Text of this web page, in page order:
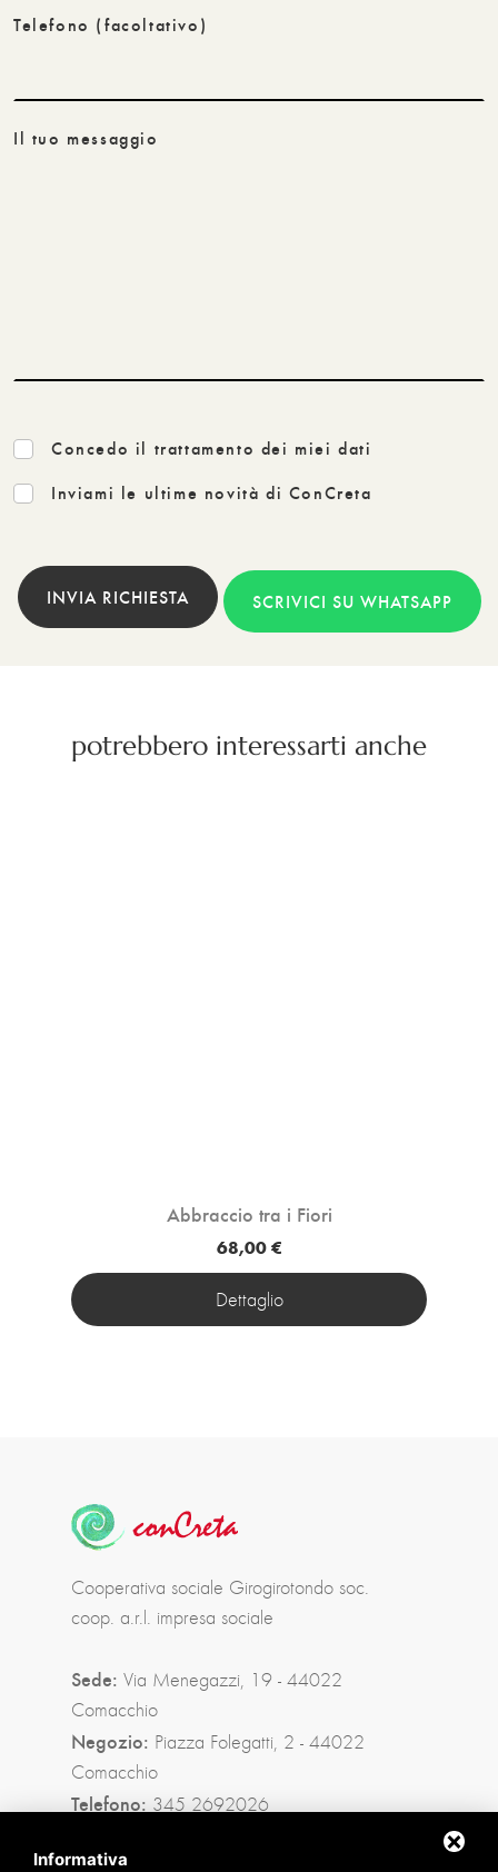
Telefono (facoltativo)
Il tuo messaggio
Concedo il trattamento dei miei dati
Inviami le ultime novità di ConCreta
INVIA RICHIESTA SCRIVICI SU WHATSAPP
potrebbero interessarti anche
Abbraccio tra i Fiori
68,00 €
Dettaglio
Cooperativa sociale Girogirotondo soc.
coop. a.r.l. impresa sociale
Sede: Via Menegazzi, 19 - 44022
Comacchio
Negozio: Piazza Folegatti, 2 - 44022
Comacchio
Telefono: 345 2692026
Privacy policy
Informativa